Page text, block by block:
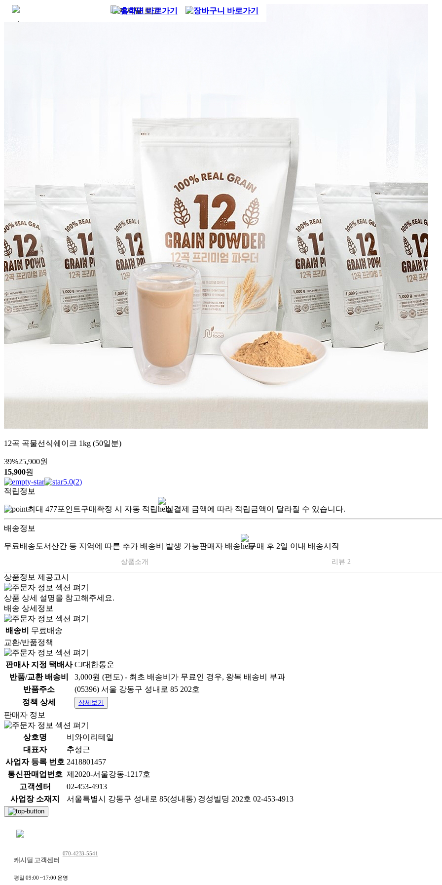
12곡 곡물선식쉐이크 1kg (50일분)
39%25,900원
15,900원
5.0(2)
적립정보
최대 477포인트구매확정 시 자동 적립 실결제 금액에 따라 적립금액이 달라질 수 있습니다.
배송정보
무료배송도서산간 등 지역에 따른 추가 배송비 발생 가능판매자 배송 구매 후 2일 이내 배송시작
상품소개 리뷰 2
상품정보 제공고시
상품 상세 설명을 참고해주세요.
배송 상세정보
배송비
무료배송
교환/반품정책
판매사 지정 택배사 CJ대한통운
반품/교환 배송비
3,000원 (편도) - 최초 배송비가 무료인 경우, 왕복 배송비 부과
반품주소
(05396) 서울 강동구 성내로 85 202호
정책 상세
상세보기
판매자 정보
상호명
비와이리테일
대표자
추성근
사업자 등록 번호 2418801457
통신판매업번호 제2020-서울강동-1217호
고객센터
02-453-4913
사업장 소재지
서울특별시 강동구 성내로 85(성내동) 경성빌딩 202호 02-453-4913
캐시딜 고객센터
070-4233-5541
평일 09:00 ~17:00 운영